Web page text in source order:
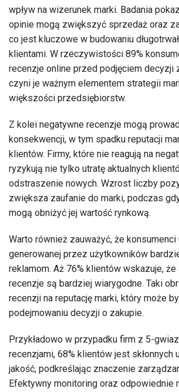
wpływ na wizerunek marki. Badania
opinie mogą zwiększyć sprzedaż oraz
co jest kluczowe w budowaniu
klientami. W rzeczywistości 89%
recenzje online przed podjęciem decyzji
czyni je ważnym elementem strategii
większości przedsiębiorstw.
Z kolei negatywne recenzje mogą
konsekwencji, w tym spadku reputacji
klientów. Firmy, które nie reagują na
ryzykują nie tylko utratę aktualnych
odstraszenie nowych. Wzrost liczby
zwiększa zaufanie do marki, podczas
mogą obniżyć jej wartość rynkową.
Warto również zauważyć, że
generowanej przez użytkowników
reklamom. Aż 76% klientów wskazuje,
recenzje są bardziej wiarygodne. Taki
recenzji na reputację marki, który może
podejmowaniu decyzji o zakupie.
Przykładowo w przypadku firm z 5-
recenzjami, 68% klientów jest skłonnych
jakość, podkreślając znaczenie
Efektywny monitoring oraz odpowiednie